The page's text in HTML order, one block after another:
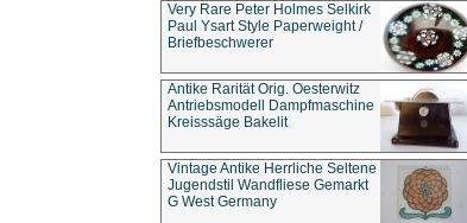
Very Rare Peter Holmes Selkirk
Paul Ysart Style Paperweight /
Briefbeschwerer
Antike Rarität Orig. Oesterwitz
Antriebsmodell Dampfmaschine
Kreisssäge Bakelit
Vintage Antike Herrliche Seltene
Jugendstil Wandfliese Gemarkt
G West Germany